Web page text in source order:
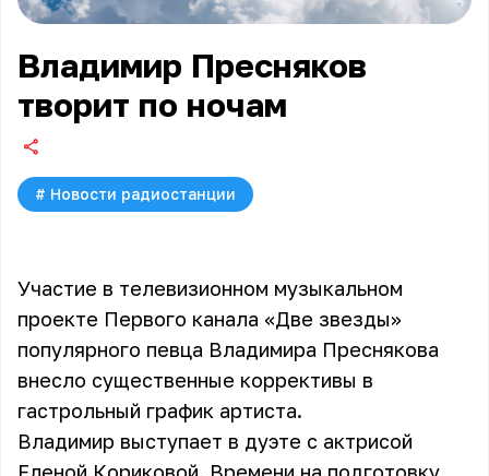
Владимир Пресняков
творит по ночам
# Новости радиостанции
Участие в телевизионном музыкальном
проекте Первого канала «Две звезды»
популярного певца Владимира Преснякова
внесло существенные коррективы в
гастрольный график артиста.
Владимир выступает в дуэте с актрисой